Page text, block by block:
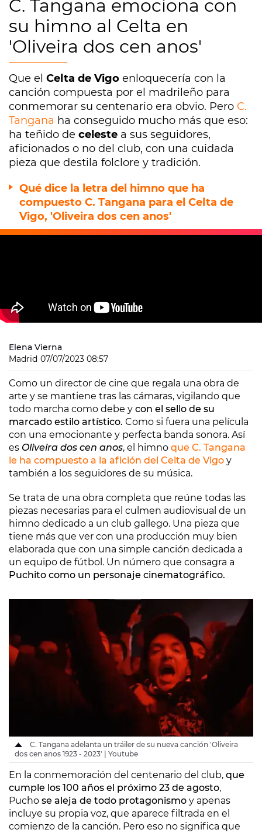
C. Tangana emociona con
su himno al Celta en
'Oliveira dos cen anos'
Que el Celta de Vigo enloquecería con la
canción compuesta por el madrileño para
conmemorar su centenario era obvio. Pero C.
Tangana ha conseguido mucho más que eso:
ha teñido de celeste a sus seguidores,
aficionados o no del club, con una cuidada
pieza que destila folclore y tradición.
Qué dice la letra del himno que ha
compuesto C. Tangana para el Celta de
Vigo, 'Oliveira dos cen anos'
Elena Vierna
Madrid 07/07/2023 08:57
Como un director de cine que regala una obra de
arte y se mantiene tras las cámaras, vigilando que
todo marcha como debe y con el sello de su
marcado estilo artístico. Como si fuera una película
con una emocionante y perfecta banda sonora. Así
es Oliveira dos cen anos, el himno que C. Tangana
le ha compuesto a la afición del Celta de Vigo y
también a los seguidores de su música.
Se trata de una obra completa que reúne todas las
piezas necesarias para el culmen audiovisual de un
himno dedicado a un club gallego. Una pieza que
tiene más que ver con una producción muy bien
elaborada que con una simple canción dedicada a
un equipo de fútbol. Un número que consagra a
Puchito como un personaje cinematográfico.
C. Tangana adelanta un tráiler de su nueva canción 'Oliveira
dos cen anos 1923 - 2023' | Youtube
En la conmemoración del centenario del club, que
cumple los 100 años el próximo 23 de agosto,
Pucho se aleja de todo protagonismo y apenas
incluye su propia voz, que aparece filtrada en el
comienzo de la canción. Pero eso no significa que